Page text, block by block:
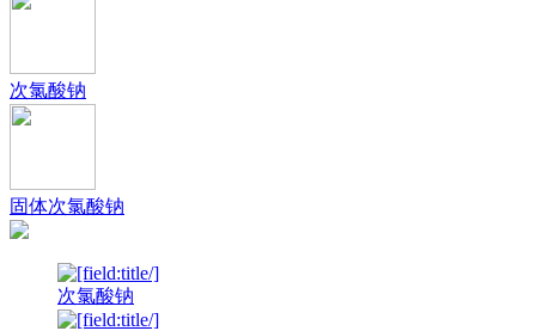
次氯酸钠
固体次氯酸钠
次氯酸钠